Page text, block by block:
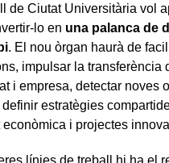
de Ciutat Universitària vol
lo en una palanca de
. El nou òrgan haurà de
impulsar la transferència
i empresa, detectar noves
estratègies
i projectes
línies de treball hi ha el